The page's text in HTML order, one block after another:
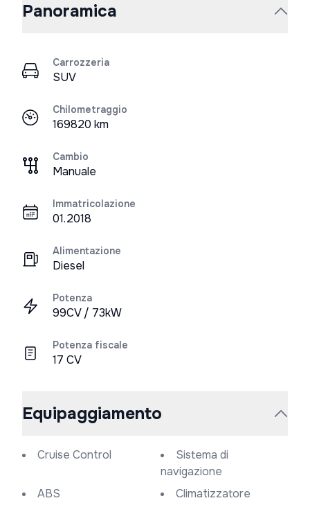
Panoramica
Carrozzeria
SUV
Chilometraggio
169820 km
Cambio
Manuale
Immatricolazione
01.2018
Alimentazione
Diesel
Potenza
99CV / 73kW
Potenza fiscale
17 CV
Equipaggiamento
Cruise Control
Sistema di
navigazione
ABS
Climatizzatore